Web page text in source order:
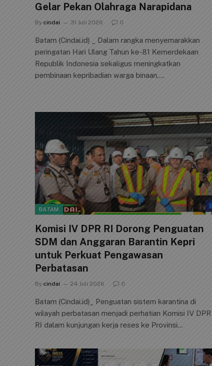
Gelar Pekan Olahraga Narapidana
By cindai 31 Juli 2026 0
Batam (Cindai.id) _ Dalam rangka menyemarakkan
peringatan Hari Ulang Tahun ke-81 Kemerdekaan
Republik Indonesia sekaligus meningkatkan
pembinaan kepribadian warga binaan,…
BATAM
Komisi IV DPR RI Dorong Penguatan
SDM dan Anggaran Barantin Kepri
untuk Perkuat Pengawasan
Perbatasan
By cindai 24 Juli 2026 0
Batam (Cindai.id)_ Penguatan sistem karantina di
wilayah perbatasan menjadi perhatian Komisi IV DPR
RI dalam kunjungan kerja reses ke Provinsi…